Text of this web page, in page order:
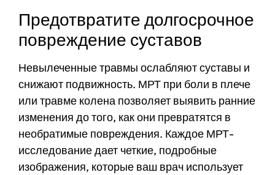
Предотвратите долгосрочное
повреждение суставов
Невылеченные травмы ослабляют суставы и
снижают подвижность. МРТ при боли в плече
или травме колена позволяет выявить ранние
изменения до того, как они превратятся в
необратимые повреждения. Каждое МРТ-
исследование дает четкие, подробные
изображения, которые ваш врач использует